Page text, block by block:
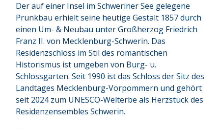
Der auf einer Insel im Schweriner See gelegene
Prunkbau erhielt seine heutige Gestalt 1857 durch
einen Um- & Neubau unter Großherzog Friedrich
Franz II. von Mecklenburg-Schwerin. Das
Residenzschloss im Stil des romantischen
Historismus ist umgeben von Burg- u.
Schlossgarten. Seit 1990 ist das Schloss der Sitz des
Landtages Mecklenburg-Vorpommern und gehört
seit 2024 zum UNESCO-Welterbe als Herzstück des
Residenzensembles Schwerin.